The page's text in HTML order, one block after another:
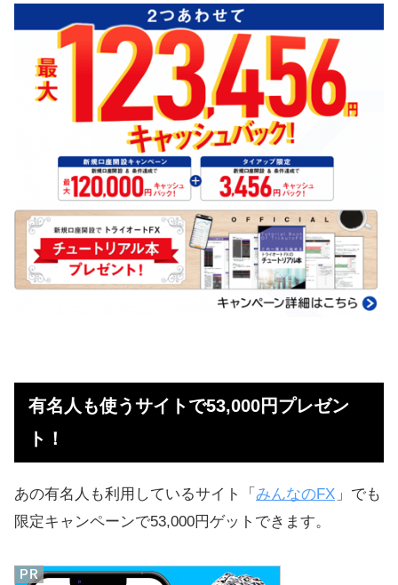
有名人も使うサイトで53,000円プレゼン
ト！
あの有名人も利用しているサイト「 みんなのFX 」でも
限定キャンペーンで53,000円ゲットできます。